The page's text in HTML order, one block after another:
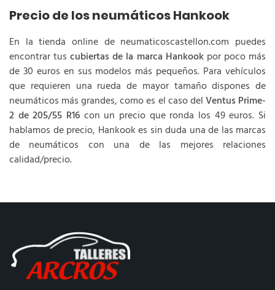
Precio de los neumáticos Hankook
En la tienda online de neumaticoscastellon.com puedes
encontrar tuscubiertas de la marca Hankookpor poco más
de 30 euros en sus modelos más pequeños. Para vehículos
que requieren una rueda de mayor tamaño dispones de
neumáticos más grandes, como es el caso delVentus Prime-
2 de 205/55 R16 con un precio que ronda los 49 euros. Si
hablamos de precio, Hankook es sin duda una de las marcas
de neumáticos con una de las mejores relaciones
calidad/precio.